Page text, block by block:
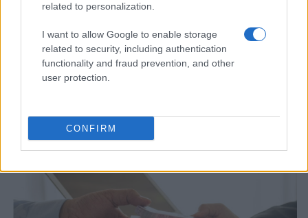
related to personalization.
I want to allow Google to enable storage
related to security, including authentication
functionality and fraud prevention, and other
user protection.
CONFIRM
Les Stratégies Efficaces pour Maximiser la Productivité des